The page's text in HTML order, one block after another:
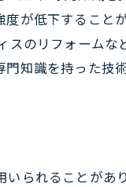
が低下するこ
スのリフォーム
知識を持った技
られることが